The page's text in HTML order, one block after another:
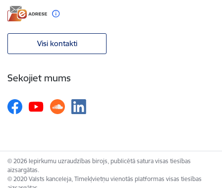
Visi kontakti
Sekojiet mums
© 2026 Iepirkumu uzraudzības birojs, publicētā satura visas tiesības
aizsargātas.
© 2020 Valsts kanceleja, Tīmekļvietņu vienotās platformas visas tiesības